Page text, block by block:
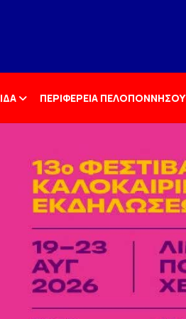
ΠΕΡΙΦΕΡΕΙΑ ΠΕΛΟΠΟΝΝΗΣΟΥ